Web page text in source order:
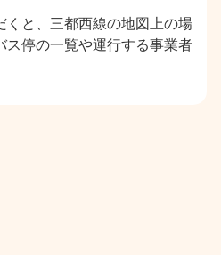
くと、三都西線の地図上の場
ス停の一覧や運行する事業者